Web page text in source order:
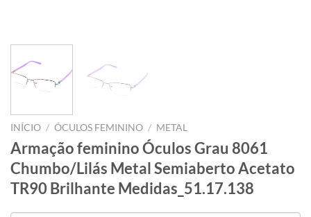
INÍCIO / ÓCULOS FEMININO / METAL
Armação feminino Óculos Grau 8061
Chumbo/Lilás Metal Semiaberto Acetato
TR90 Brilhante Medidas_51.17.138